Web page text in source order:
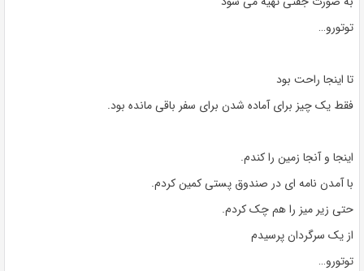
توتورو…
تا اینجا راحت بود
فقط یک چیز برای آماده شدن برای سفر باقی مانده بود.
اینجا و آنجا زمین را کندم.
با آمدن نامه ای در صندوق پستی کمین کردم.
حتی زیر میز را هم چک کردم.
از یک سرگردان پرسیدم
توتورو…